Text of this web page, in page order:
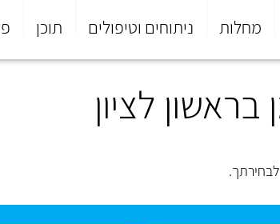
מחלות ניתוחים וטיפולים תוכן
לציון